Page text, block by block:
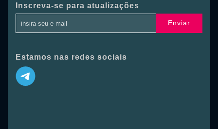
Inscreva-se para atualizações
Enviar
Estamos nas redes sociais